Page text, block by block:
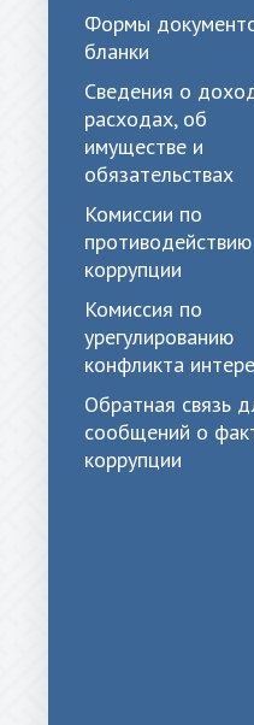
Формы
бланки
Сведения о
расходах, об
имуществе и
обязательствах
Комиссии по
противодействию
коррупции
Комиссия по
урегулированию
конфликта
Обратная связь
сообщений о
коррупции